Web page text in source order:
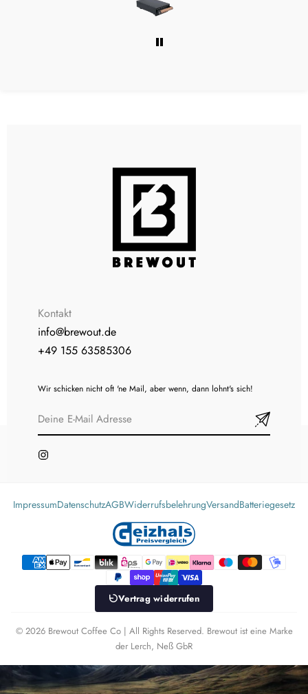
Kontakt
info@brewout.de
+49 155 63585306
Wir schicken nicht oft 'ne Mail, aber wenn, dann lohnt's sich!
ImpressumDatenschutzAGBWiderrufsbelehrungVersandBatteriegesetz
Vertrag widerrufen
© 2026 Brewout Coffee Co | All Rights Reserved. Brewout ist eine Marke
der Lerch, Neß GbR